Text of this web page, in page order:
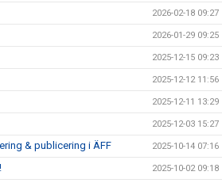
2026-02-18 09:27
2026-01-29 09:25
2025-12-15 09:23
2025-12-12 11:56
2025-12-11 13:29
2025-12-03 15:27
& publicering i ÄFF 2025-10-14 07:16
2025-10-02 09:18